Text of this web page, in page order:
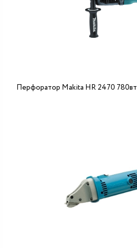
Перфоратор Makita HR 2470 780вт